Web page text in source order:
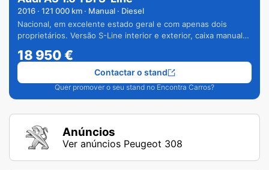
2016 · 121 000 km · Manual · Diesel
Nacional, em excelente estado geral e com apenas dois
proprietários. Versão S-Line interior e exterior, caixa manual
18 950€
Quer promover o seu stand no Encontra Carros?
Contactar o stand
Anúncios
Ver anúncios Peugeot 308